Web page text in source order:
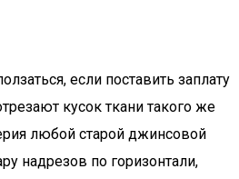
если поставить заплату
кусок ткани такого же
любой старой джинсовой
надрезов по горизонтали,